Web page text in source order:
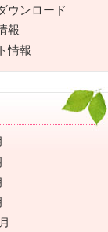
ウンロード
報
情報